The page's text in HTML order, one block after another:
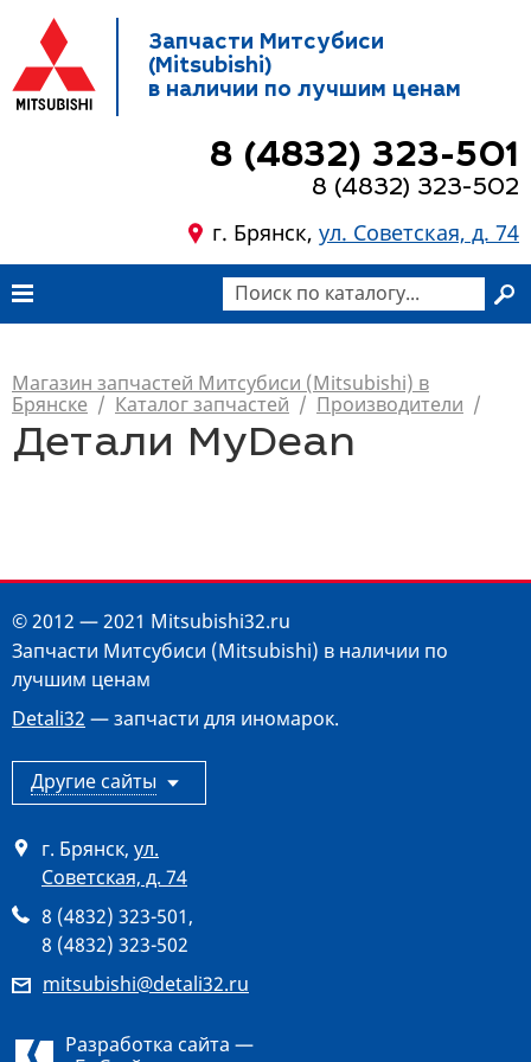
Запчасти Митсубиси
(Mitsubishi)
в наличии по лучшим ценам
8 (4832) 323-501
8 (4832) 323-502
г. Брянск, ул. Советская, д. 74
Магазин запчастей Митсубиси (Mitsubishi) в
Брянске / Каталог запчастей / Производители /
Детали MyDean
© 2012 — 2021 Mitsubishi32.ru
Запчасти Митсубиси (Mitsubishi) в наличии по
лучшим ценам
Detali32 — запчасти для иномарок.
Другие сайты
г. Брянск, ул.
Советская, д. 74
8 (4832) 323-501,
8 (4832) 323-502
mitsubishi@detali32.ru
Разработка сайта —